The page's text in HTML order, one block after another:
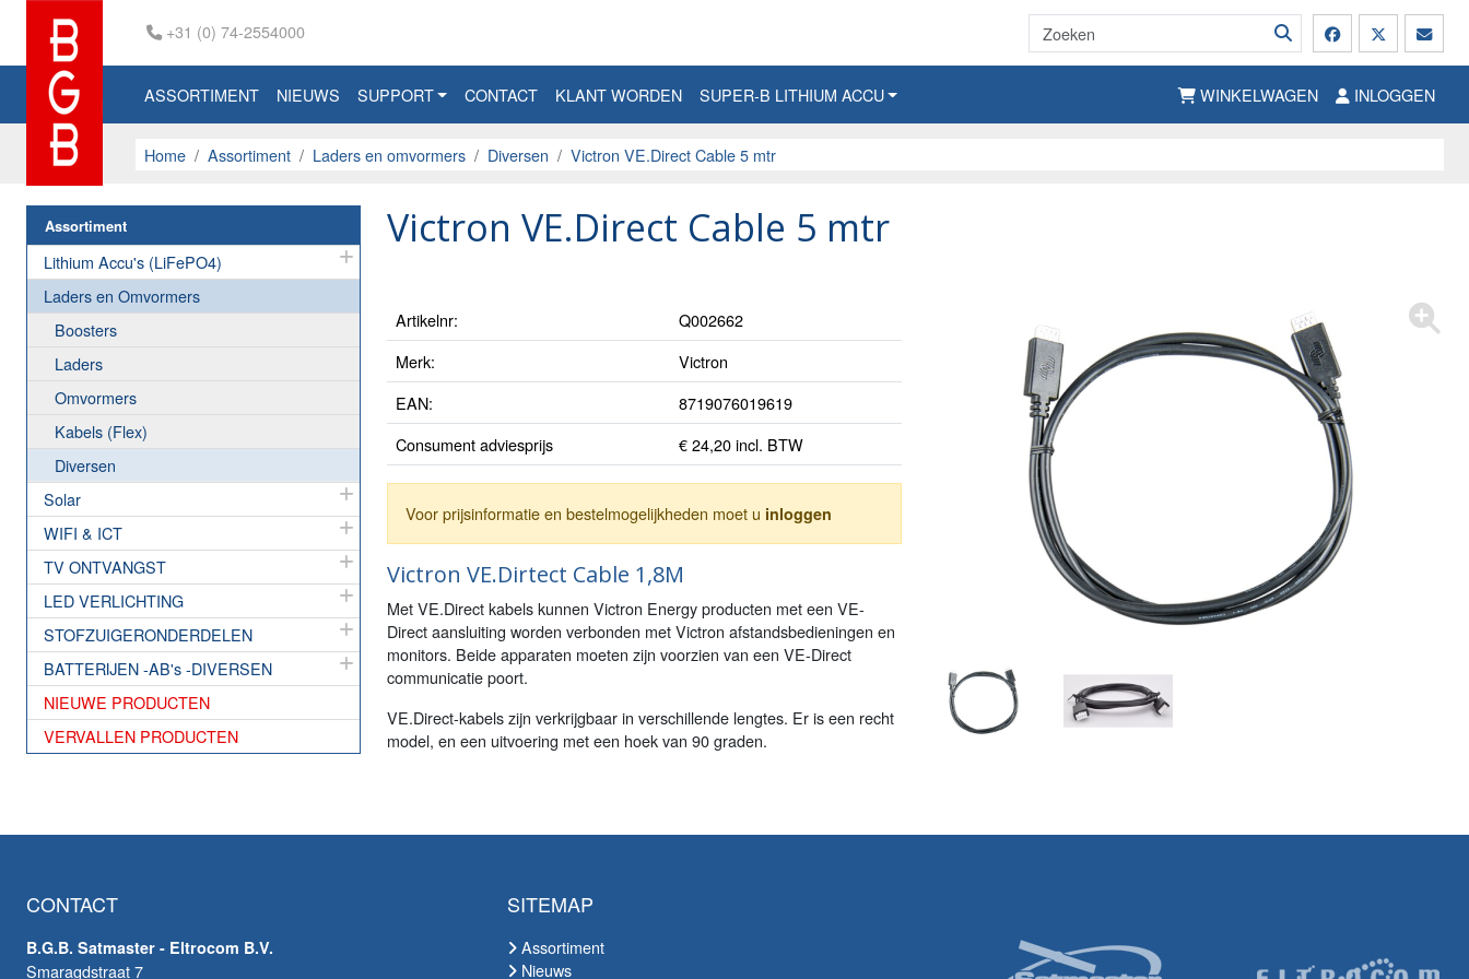
+31 (0) 74-2554000
ASSORTIMENT NIEUWS SUPPORT CONTACT KLANT WORDEN SUPER-B LITHIUM ACCU WINKELWAGEN INLOGGEN
Home Assortiment Laders en omvormers Diversen Victron VE.Direct Cable 5 mtr
Assortiment
Lithium Accu's (LiFePO4)
Laders en Omvormers
Boosters
Laders
Omvormers
Kabels (Flex)
Diversen
Solar
WIFI & ICT
TV ONTVANGST
LED VERLICHTING
STOFZUIGERONDERDELEN
BATTERIJEN -AB's -DIVERSEN
NIEUWE PRODUCTEN
VERVALLEN PRODUCTEN
Victron VE.Direct Cable 5 mtr
Artikelnr:
Q002662
Merk:
Victron
EAN:
8719076019619
Consument adviesprijs
€ 24,20 incl. BTW
Voor prijsinformatie en bestelmogelijkheden moet u inloggen
Victron VE.Dirtect Cable 1,8M
Met VE.Direct kabels kunnen Victron Energy producten met een VE-
Direct aansluiting worden verbonden met Victron afstandsbedieningen en
monitors. Beide apparaten moeten zijn voorzien van een VE-Direct
communicatie poort.
VE.Direct-kabels zijn verkrijgbaar in verschillende lengtes. Er is een recht
model, en een uitvoering met een hoek van 90 graden.
CONTACT
B.G.B. Satmaster - Eltrocom B.V.
Smaragdstraat 7
SITEMAP
Assortiment
Nieuws